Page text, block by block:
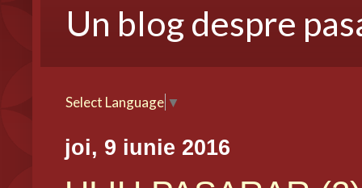
Un blog despre
Select Language ▼
joi, 9 iunie 2016